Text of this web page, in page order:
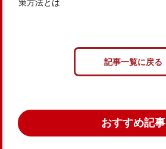
策方法とは
記事一覧に戻る
おすすめ記事